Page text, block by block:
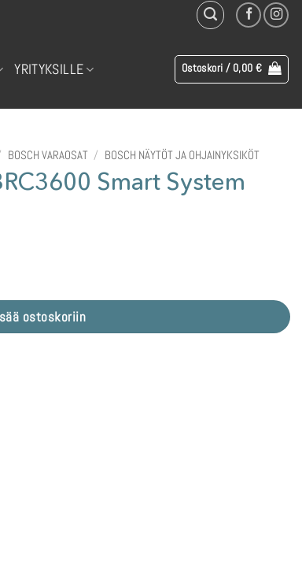
YRITYKSILLE Ostoskori / 0,00 €
BOSCH VARAOSAT / BOSCH NÄYTÖT JA OHJAINYKSIKÖT
Smart System
ostoskoriin